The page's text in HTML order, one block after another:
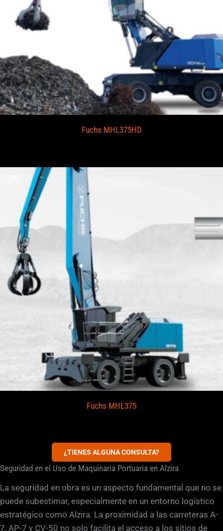
Fuchs MHL375HD
Fuchs MHL375
¿TIENES ALGUNA CONSULTA?
Seguridad en el Uso de Maquinaria Portuaria en Alzira
La seguridad en obra es un aspecto fundamental que no se
puede subestimar, especialmente en un entorno logístico
estratégico como Alzira. La proximidad a las carreteras A-
7, AP-7 y CV-50 no solo facilita el acceso a los sitios de